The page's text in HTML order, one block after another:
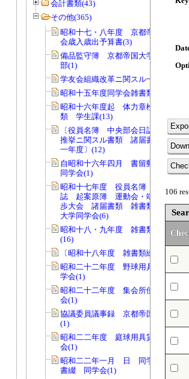
会計書類(43)
その他(365)
昭和十七・八年度 京都帝国大学同学
会歳入歳出予算書(3)
備品監守簿 京都帝国大学学友会柔道
部(1)
学友会組織改革ニ関スル一件書類(23)
昭和十五年度同学会雑書類綴（一）
昭和十六年度起 体力章検定会一件書
類 学生課(13)
〔役員名簿 中央部会日誌 中央委
推挙ニ関スル書類 諸届書類 一九
一年度〕(12)
自昭和十六年四月 書留郵便送達
同学会(1)
昭和十七年度 役員名簿 中央部会
誌 起案原簿 運動会・端艇大会・
歩大会 諸届書類 雑書類 京都帝
大学同学会(6)
昭和十八・九年度 雑書類綴 同学
(16)
〔昭和十八年度 雑書類綴〕(69)
昭和二十二年度 野球用具貸出簿 同
学会(1)
昭和二十二年度 集会所使用簿 同学
会(1)
協議委員議事録 京都帝国大学同学会
(1)
昭和二二年度 庭球用具貸出簿 同学
会(1)
昭和二二年一月 日 同学会発行証明
書綴 同学会(1)
106